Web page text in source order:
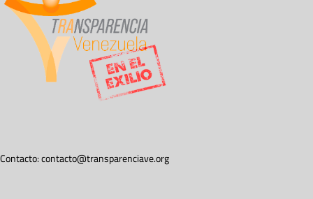
Contacto:contacto@transparenciave.org